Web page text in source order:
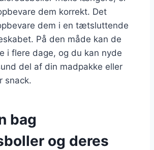
dem korrekt. Det
dem i en tætsluttende
På den måde kan de
i flere dage, og du kan nyde
del af din madpakke eller
snack.
bag
og deres